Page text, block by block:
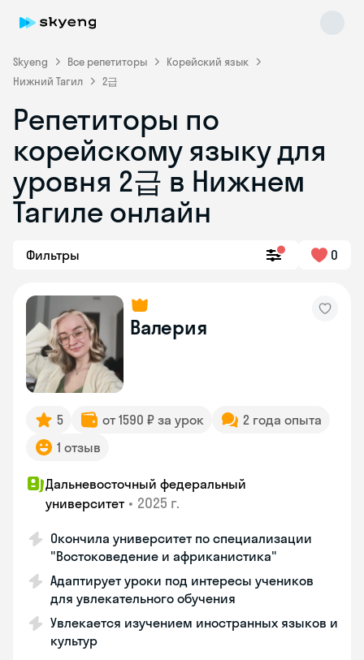
Skyeng Все репетиторы
Корейский язык
Нижний Тагил
2급
Репетиторы по
корейскому языку для
уровня 2급 в Нижнем
Тагиле онлайн
Фильтры 0
Валерия
5 от 1590 ₽ за урок
2 года опыта
1 отзыв
Дальневосточный федеральный
университет • 2025 г.
Окончила университет по специализации
"Востоковедение и африканистика"
Адаптирует уроки под интересы учеников
для увлекательного обучения
Увлекается изучением иностранных языков и
культур
online